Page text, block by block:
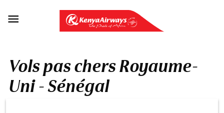

Vols pas chers Royaume-
Uni - Sénégal